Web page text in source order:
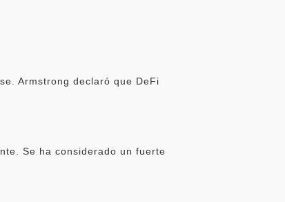
Armstrong declaró que DeFi
Se ha considerado un fuerte